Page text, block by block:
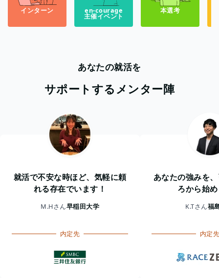
インターン en-courage
主催イベント
本選考
あなたの就活を
サポートするメンター陣
就活で不安な時ほど、気軽に頼
れる存在でいます！
M.Hさん早稲田大学
内定先
あなたの強みを
ろから始
K.Tさん福
内定